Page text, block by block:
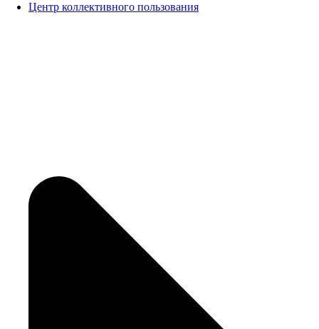
Центр коллективного пользования